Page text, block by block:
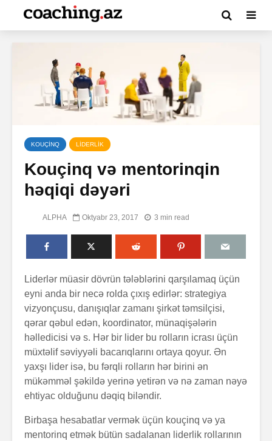
KOUÇİNQ LİDERLİK
Kouçinq və mentorinqin
həqiqi dəyəri
ALPHA Oktyabr 23, 2017 3 min read
Liderlər müasir dövrün tələblərini qarşılamaq üçün
eyni anda bir necə rolda çıxış edirlər: strategiya
vizyonçusu, danışıqlar zamanı şirkət təmsilçisi,
qərar qəbul edən, koordinator, münaqişələrin
həlledicisi və s. Hər bir lider bu rolların icrası üçün
müxtəlif səviyyəli bacarıqlarını ortaya qoyur. Ən
yaxşı lider isə, bu fərqli rolların hər birini ən
mükəmməl şəkildə yerinə yetirən və nə zaman nəyə
ehtiyac olduğunu dəqiq biləndir.
Birbaşa hesabatlar vermək üçün kouçinq və ya
mentorinq etmək bütün sadalanan liderlik rollarının
Alfred Adler və
onun fərdi
anlayışı
Həyatın